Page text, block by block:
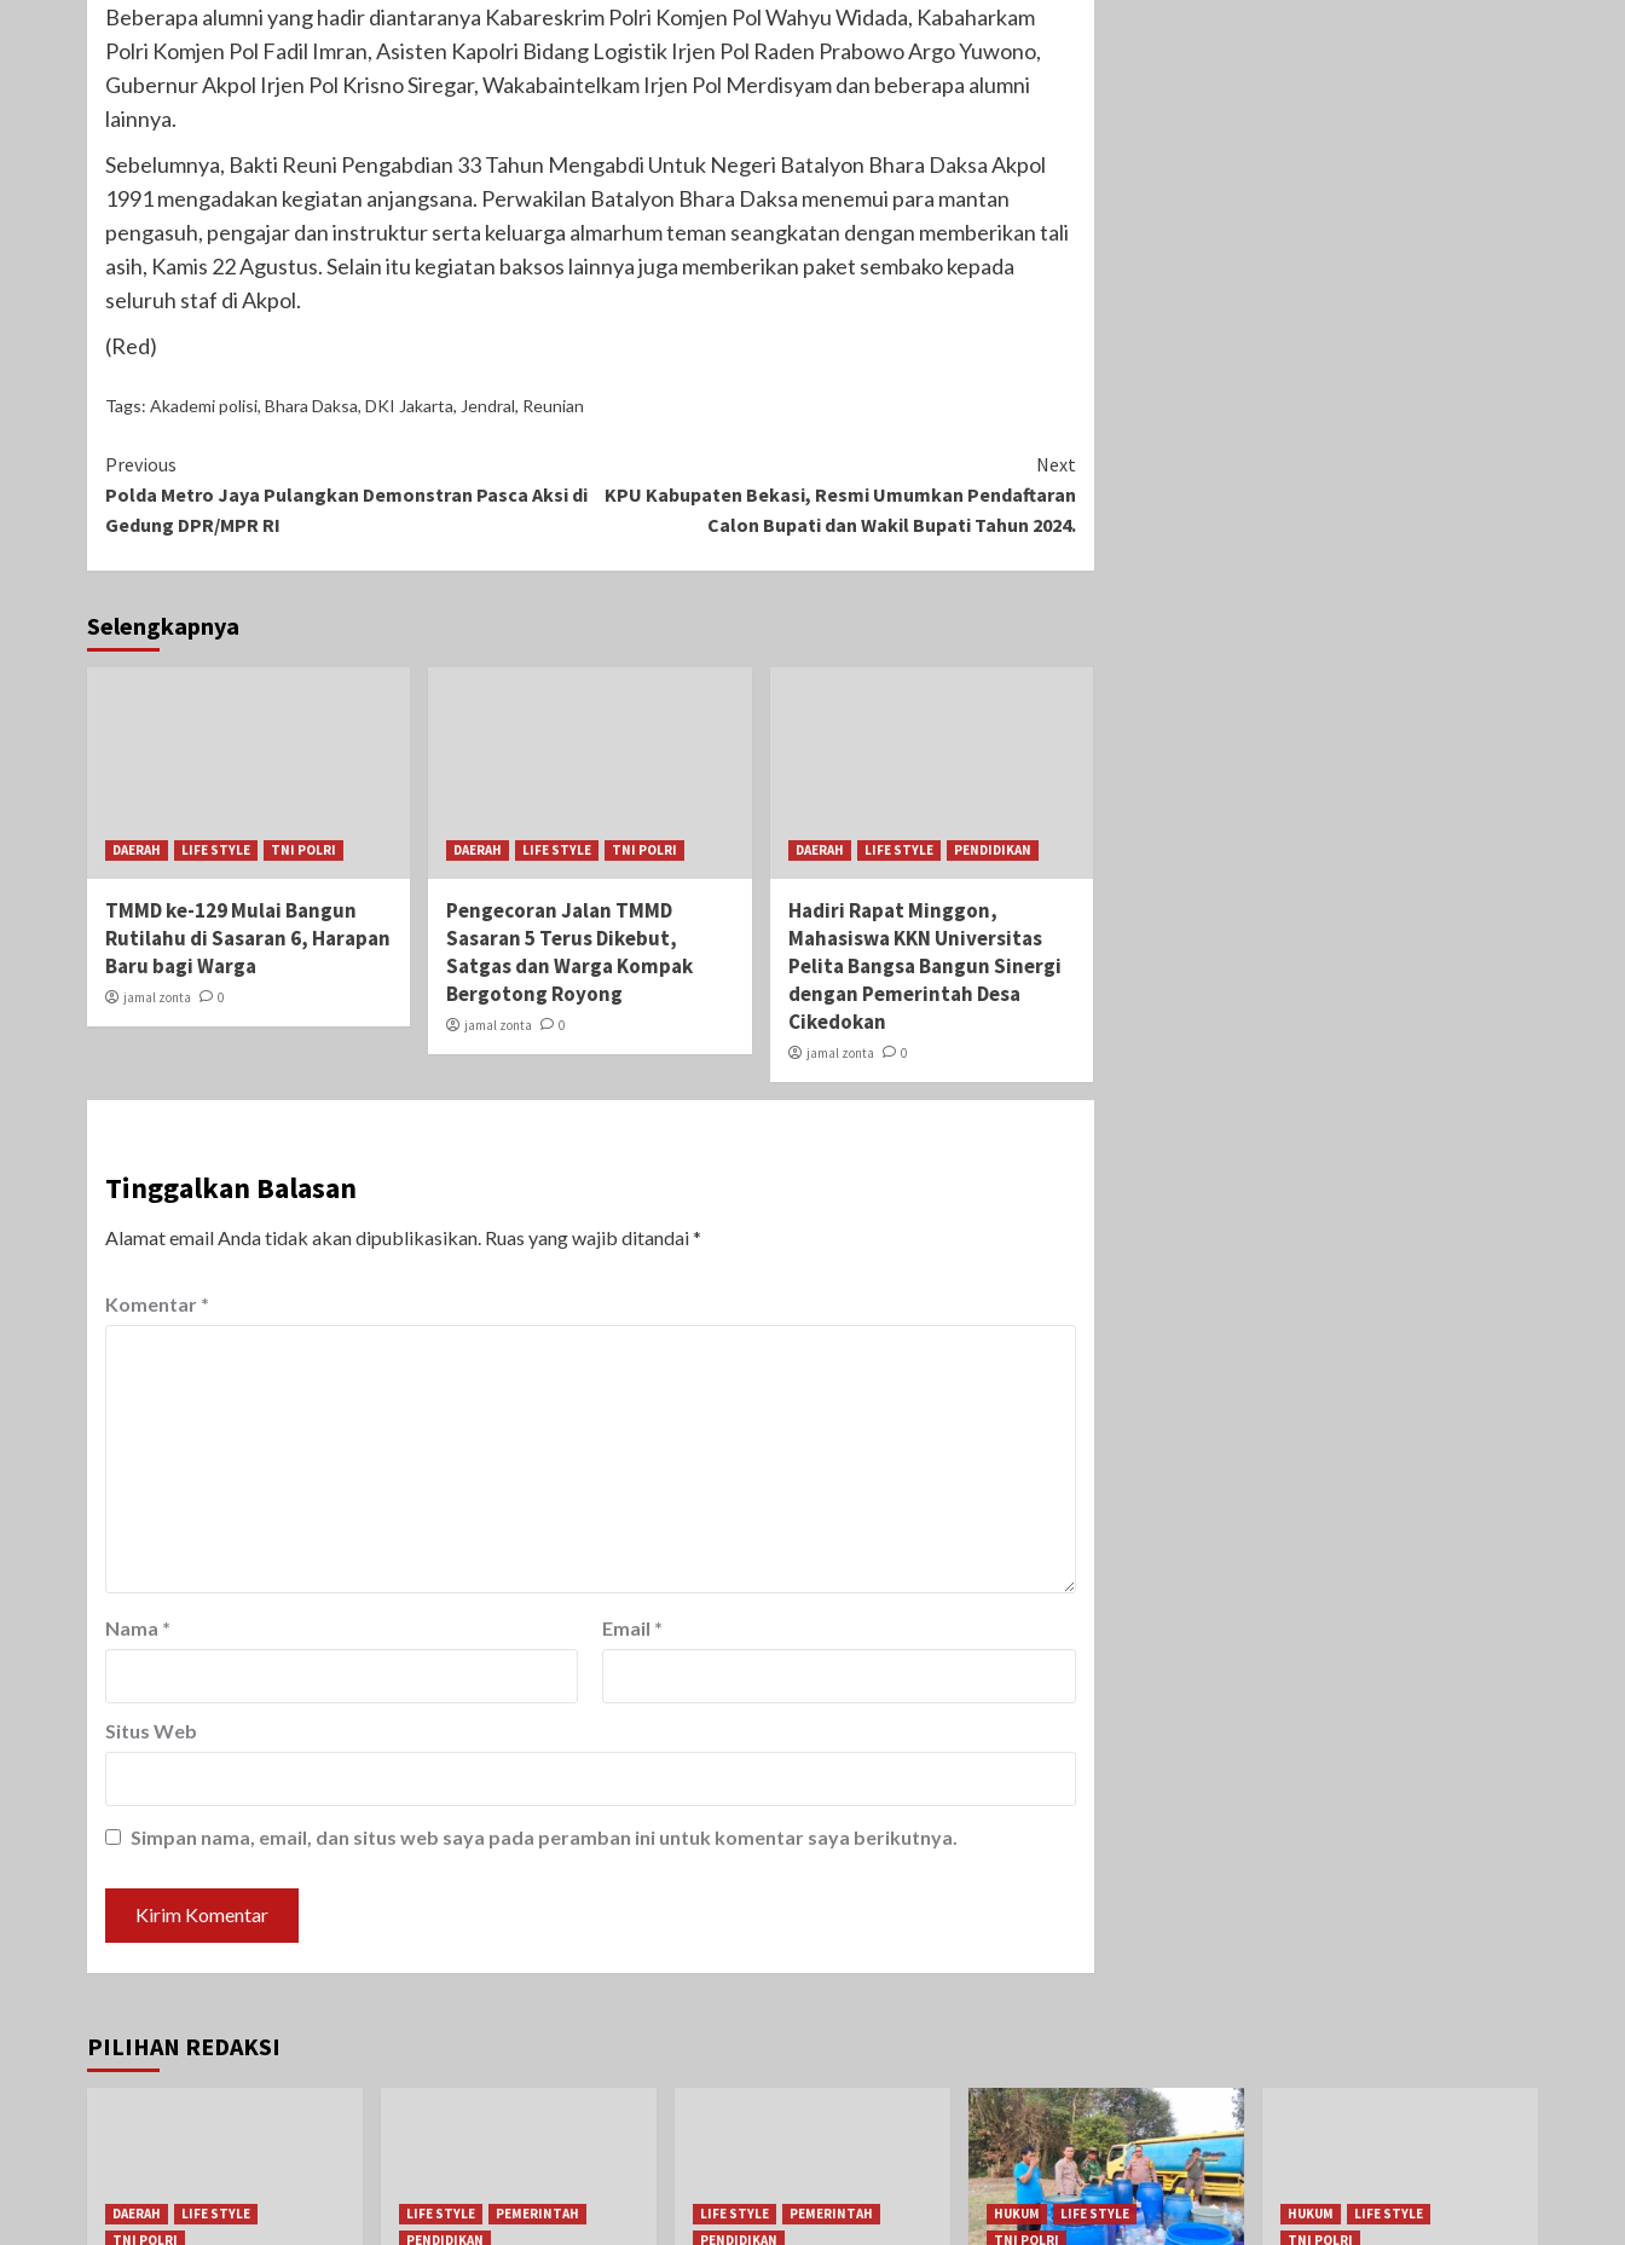
Beberapa alumni yang hadir diantaranya Kabareskrim Polri Komjen Pol Wahyu Widada, Kabaharkam
Polri Komjen Pol Fadil Imran, Asisten Kapolri Bidang Logistik Irjen Pol Raden Prabowo Argo Yuwono,
Gubernur Akpol Irjen Pol Krisno Siregar, Wakabaintelkam Irjen Pol Merdisyam dan beberapa alumni
lainnya.
Sebelumnya, Bakti Reuni Pengabdian 33 Tahun Mengabdi Untuk Negeri Batalyon Bhara Daksa Akpol
1991 mengadakan kegiatan anjangsana. Perwakilan Batalyon Bhara Daksa menemui para mantan
pengasuh, pengajar dan instruktur serta keluarga almarhum teman seangkatan dengan memberikan tali
asih, Kamis 22 Agustus. Selain itu kegiatan baksos lainnya juga memberikan paket sembako kepada
seluruh staf di Akpol.
(Red)
Tags: Akademi polisi, Bhara Daksa, DKI Jakarta, Jendral, Reunian
Continue
Reading
Previous
Polda Metro Jaya Pulangkan Demonstran Pasca Aksi di
Gedung DPR/MPR RI
Next
KPU Kabupaten Bekasi, Resmi Umumkan Pendaftaran
Calon Bupati dan Wakil Bupati Tahun 2024.
Selengkapnya
DAERAH LIFE STYLE TNI POLRI
TMMD ke-129 Mulai Bangun
Rutilahu di Sasaran 6, Harapan
Baru bagi Warga
jamal zonta 0
DAERAH LIFE STYLE TNI POLRI
Pengecoran Jalan TMMD
Sasaran 5 Terus Dikebut,
Satgas dan Warga Kompak
Bergotong Royong
jamal zonta 0
DAERAH LIFE STYLE PENDIDIKAN
Hadiri Rapat Minggon,
Mahasiswa KKN Universitas
Pelita Bangsa Bangun Sinergi
dengan Pemerintah Desa
Cikedokan
jamal zonta 0
Tinggalkan Balasan
Alamat email Anda tidak akan dipublikasikan. Ruas yang wajib ditandai*
Komentar *
Nama * Email *
Situs Web
Simpan nama, email, dan situs web saya pada peramban ini untuk komentar saya berikutnya.
PILIHAN REDAKSI
DAERAH
LIFE STYLE
TNI POLRI
LIFE STYLE
PEMERINTAH
PENDIDIKAN
LIFE STYLE
PEMERINTAH
PENDIDIKAN
HUKUM
LIFE STYLE
TNI POLRI
HUKUM
LIFE STYLE
TNI POLRI